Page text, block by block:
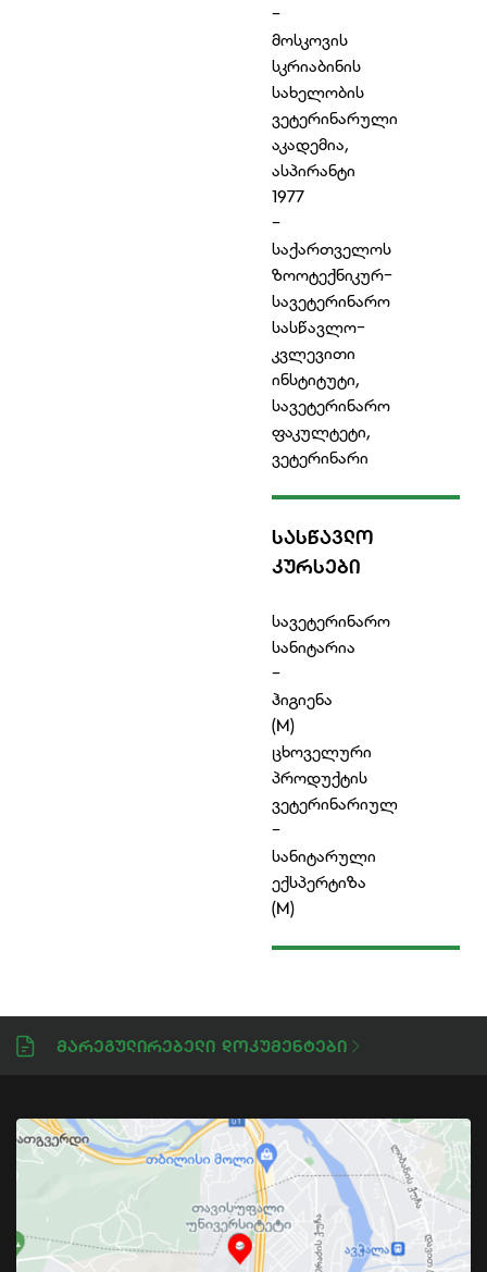
-
მოსკოვის
სკრიაბინის
სახელობის
ვეტერინარული
აკადემია,
ასპირანტი
1977
-
საქართველოს
ზოოტექნიკურ-
სავეტერინარო
სასწავლო-
კვლევითი
ინსტიტუტი,
სავეტერინარო
ფაკულტეტი,
ვეტერინარი
ᲡᲐᲡᲬᲐᲕᲚᲝ
ᲙᲣᲠᲡᲔᲑᲘ
სავეტერინარო
სანიტარია
-
ჰიგიენა
(M)
ცხოველური
პროდუქტის
ვეტერინარიულ
-
სანიტარული
ექსპერტიზა
(M)
Მარეგულირებელი Დოკუმენტები